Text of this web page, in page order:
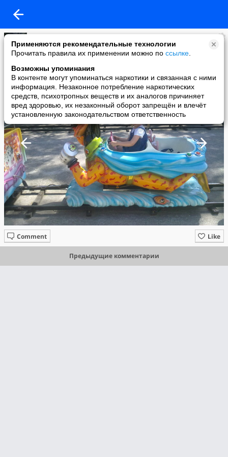
Применяются рекомендательные технологии
Прочитать правила их применении можно по ссылке
Возможны упоминания
В контенте могут упоминаться наркотики и связанная с ними
информация. Незаконное потребление наркотических
средств, психотропных веществ и их аналогов причиняет
вред здоровью, их незаконный оборот запрещён и влечёт
установленную законодательством ответственность
Инна Анисимова
added a photo
09 Jun в 20:58
Like
Comment
Предыдущие комментарии